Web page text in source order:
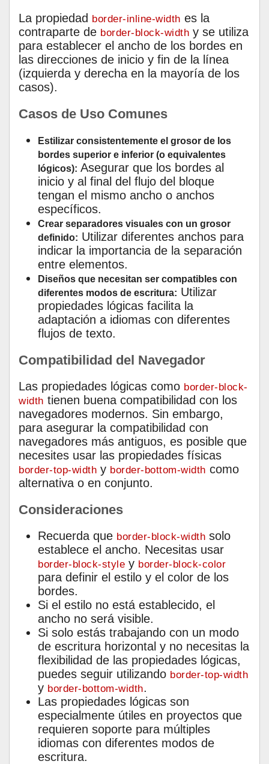
La propiedad border-inline-width es la
contraparte de border-block-width y se utiliza
para establecer el ancho de los bordes en
las direcciones de inicio y fin de la línea
(izquierda y derecha en la mayoría de los
casos).
Casos de Uso Comunes
Estilizar consistentemente el grosor de los
bordes superior e inferior (o equivalentes
lógicos): Asegurar que los bordes al
inicio y al final del flujo del bloque
tengan el mismo ancho o anchos
específicos.
Crear separadores visuales con un grosor
definido: Utilizar diferentes anchos para
indicar la importancia de la separación
entre elementos.
Diseños que necesitan ser compatibles con
diferentes modos de escritura: Utilizar
propiedades lógicas facilita la
adaptación a idiomas con diferentes
flujos de texto.
Compatibilidad del Navegador
Las propiedades lógicas como border-block-
width tienen buena compatibilidad con los
navegadores modernos. Sin embargo,
para asegurar la compatibilidad con
navegadores más antiguos, es posible que
necesites usar las propiedades físicas
border-top-width y border-bottom-width como
alternativa o en conjunto.
Consideraciones
Recuerda que border-block-width solo
establece el ancho. Necesitas usar
border-block-style y border-block-color
para definir el estilo y el color de los
bordes.
Si el estilo no está establecido, el
ancho no será visible.
Si solo estás trabajando con un modo
de escritura horizontal y no necesitas la
flexibilidad de las propiedades lógicas,
puedes seguir utilizando border-top-width
y border-bottom-width.
Las propiedades lógicas son
especialmente útiles en proyectos que
requieren soporte para múltiples
idiomas con diferentes modos de
escritura.